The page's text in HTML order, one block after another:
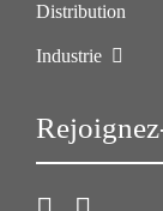
Distribution
Industrie